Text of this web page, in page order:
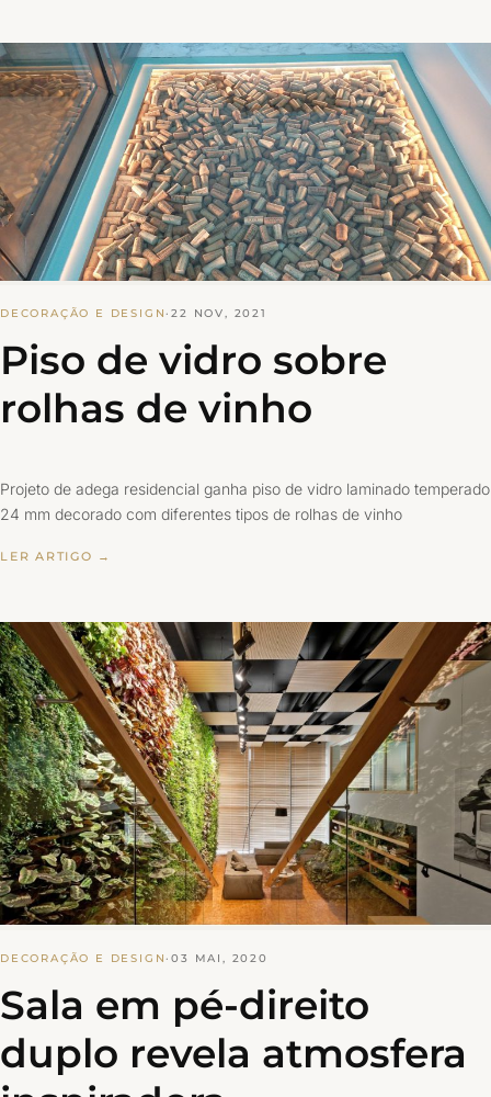
DECORAÇÃO E DESIGN·22 NOV, 2021
Piso de vidro sobre
rolhas de vinho
Projeto de adega residencial ganha piso de vidro laminado temperado
24 mm decorado com diferentes tipos de rolhas de vinho
LER ARTIGO →
DECORAÇÃO E DESIGN·03 MAI, 2020
Sala em pé-direito
duplo revela atmosfera